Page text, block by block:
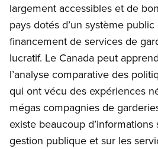
largement accessibles et de
pays dotés d’un système
financement de services de
lucratif. Le Canada peut
l’analyse comparative des
qui ont vécu des expériences
mégas compagnies de
existe beaucoup
gestion publique et sur les